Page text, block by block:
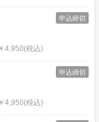
申込締切
4,950(税込)
申込締切
4,950(税込)